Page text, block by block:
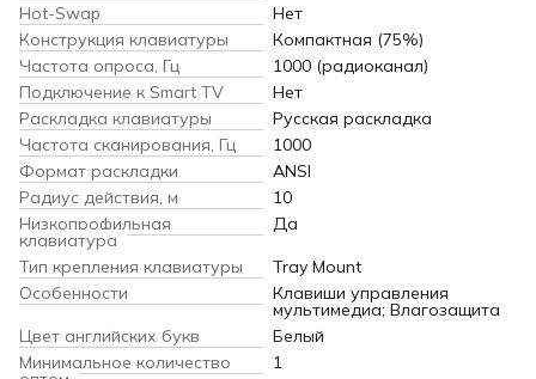
Hot-Swap
Нет
Конструкция клавиатуры
Компактная (75%)
Частота опроса, Гц
1000 (радиоканал)
Подключение к Smart TV
Нет
Раскладка клавиатуры
Русская раскладка
Частота сканирования, Гц
1000
Формат раскладки
ANSI
Радиус действия, м
10
Низкопрофильная
клавиатура
Да
Тип крепления клавиатуры
Tray Mount
Особенности
Клавиши управления
мультимедиа; Влагозащита
Цвет английских букв
Белый
Минимальное количество
1